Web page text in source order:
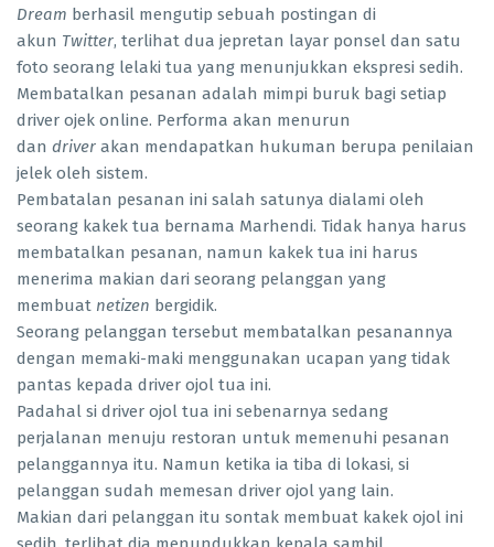
Dream berhasil mengutip sebuah postingan di
akun Twitter, terlihat dua jepretan layar ponsel dan satu
foto seorang lelaki tua yang menunjukkan ekspresi sedih.
Membatalkan pesanan adalah mimpi buruk bagi setiap
driver ojek online. Performa akan menurun
dan driver akan mendapatkan hukuman berupa penilaian
jelek oleh sistem.
Pembatalan pesanan ini salah satunya dialami oleh
seorang kakek tua bernama Marhendi. Tidak hanya harus
membatalkan pesanan, namun kakek tua ini harus
menerima makian dari seorang pelanggan yang
membuat netizen bergidik.
Seorang pelanggan tersebut membatalkan pesanannya
dengan memaki-maki menggunakan ucapan yang tidak
pantas kepada driver ojol tua ini.
Padahal si driver ojol tua ini sebenarnya sedang
perjalanan menuju restoran untuk memenuhi pesanan
pelanggannya itu. Namun ketika ia tiba di lokasi, si
pelanggan sudah memesan driver ojol yang lain.
Makian dari pelanggan itu sontak membuat kakek ojol ini